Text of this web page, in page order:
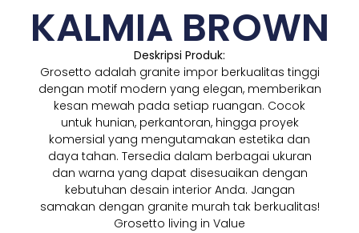
KALMIA BROWN
Deskripsi Produk:
Grosetto adalah granite impor berkualitas tinggi
dengan motif modern yang elegan, memberikan
kesan mewah pada setiap ruangan. Cocok
untuk hunian, perkantoran, hingga proyek
komersial yang mengutamakan estetika dan
daya tahan. Tersedia dalam berbagai ukuran
dan warna yang dapat disesuaikan dengan
kebutuhan desain interior Anda. Jangan
samakan dengan granite murah tak berkualitas!
Grosetto living in Value